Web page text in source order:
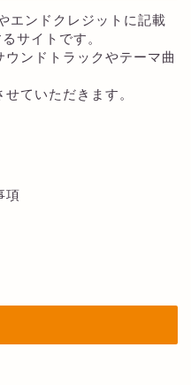
エンドクレジットに記載
サイトです。
ンドトラックやテーマ曲
ていただきます。
項